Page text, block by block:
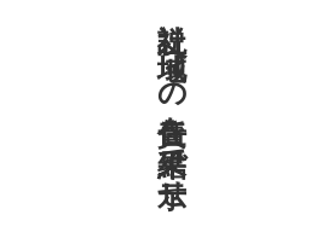
社説 地域への責任を結果で示せ